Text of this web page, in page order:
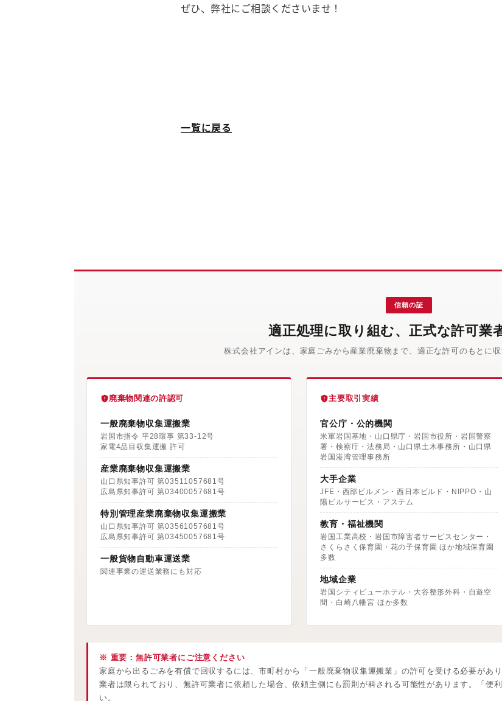
ぜひ、弊社にご相談くださいませ！
一覧に戻る
信頼の証
適正処理に取り組む、正式な許可業
株式会社アインは、家庭ごみから産業廃棄物まで、適正な許可のもとに収
廃棄物関連の許認可
一般廃棄物収集運搬業
岩国市指令 平28環事 第33-12号
家電4品目収集運搬 許可
産業廃棄物収集運搬業
山口県知事許可 第03511057681号
広島県知事許可 第03400057681号
特別管理産業廃棄物収集運搬業
山口県知事許可 第03561057681号
広島県知事許可 第03450057681号
一般貨物自動車運送業
関連事業の運送業務にも対応
主要取引実績
官公庁・公的機関
米軍岩国基地・山口県庁・岩国市役所・岩国警察
署・検察庁・法務局・山口県土木事務所・山口県
岩国港湾管理事務所
大手企業
JFE・西部ビルメン・西日本ビルド・NIPPO・山
陽ビルサービス・アステム
教育・福祉機関
岩国工業高校・岩国市障害者サービスセンター・
さくらさく保育園・花の子保育園 ほか地域保育園
多数
地域企業
岩国シティビューホテル・大谷整形外科・自遊空
間・白崎八幡宮 ほか多数
※ 重要：無許可業者にご注意ください
家庭から出るごみを有償で回収するには、市町村から「一般廃棄物収集運搬業」の許可を受ける必要があ
業者は限られており、無許可業者に依頼した場合、依頼主側にも罰則が科される可能性があります。「便
い。